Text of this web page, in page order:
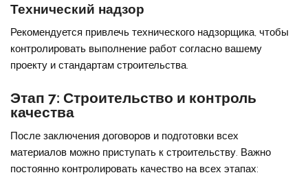
Технический надзор
Рекомендуется привлечь технического надзорщика, чтобы
контролировать выполнение работ согласно вашему
проекту и стандартам строительства.
Этап 7: Строительство и контроль
качества
После заключения договоров и подготовки всех
материалов можно приступать к строительству. Важно
постоянно контролировать качество на всех этапах: